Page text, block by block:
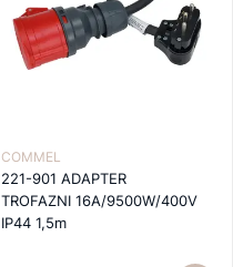
COMMEL
221-901 ADAPTER
TROFAZNI 16A/9500W/400V
IP44 1,5m